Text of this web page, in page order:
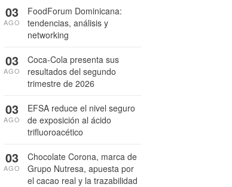
FoodForum Dominicana:
tendencias, análisis y
networking
03
AGO
Coca-Cola presenta sus
resultados del segundo
trimestre de 2026
03
AGO
EFSA reduce el nivel seguro
de exposición al ácido
trifluoroacético
03
AGO
Chocolate Corona, marca de
Grupo Nutresa, apuesta por
el cacao real y la trazabilidad
03
AGO